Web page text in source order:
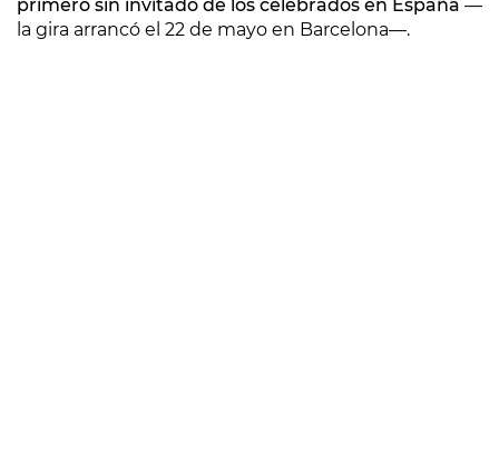
primero sin invitado de los celebrados en España —
la gira arrancó el 22 de mayo en Barcelona—.